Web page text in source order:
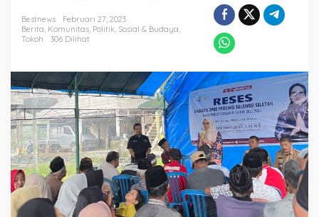
s
a
d
n
g
I
I
T
a
h
u
n
2
Bestnews
Februari 27, 2023
Berita, Komunitas, Politik, Sosial & Budaya,
Tokoh
306 Dilihat